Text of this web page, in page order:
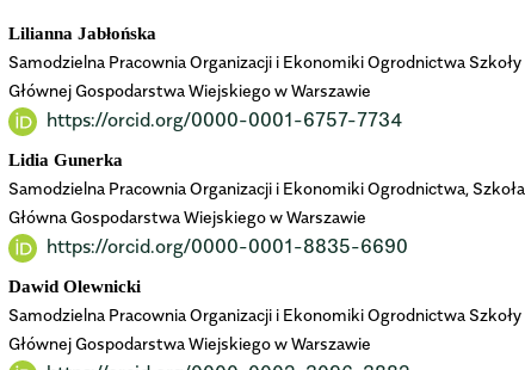
Main
Article
Content
Lilianna Jabłońska
Samodzielna Pracownia Organizacji i Ekonomiki Ogrodnictwa Szkoły
Głównej Gospodarstwa Wiejskiego w Warszawie
https://orcid.org/0000-0001-6757-7734
Lidia Gunerka
Samodzielna Pracownia Organizacji i Ekonomiki Ogrodnictwa, Szkoła
Główna Gospodarstwa Wiejskiego w Warszawie
https://orcid.org/0000-0001-8835-6690
Dawid Olewnicki
Samodzielna Pracownia Organizacji i Ekonomiki Ogrodnictwa Szkoły
Głównej Gospodarstwa Wiejskiego w Warszawie